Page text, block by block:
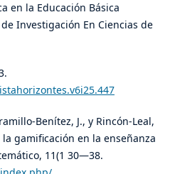
en la Educación Básica
Investigación En Ciencias de
Benítez, J., y Rincón-Leal,
la gamificación en la enseñanza
11(1 30—38.